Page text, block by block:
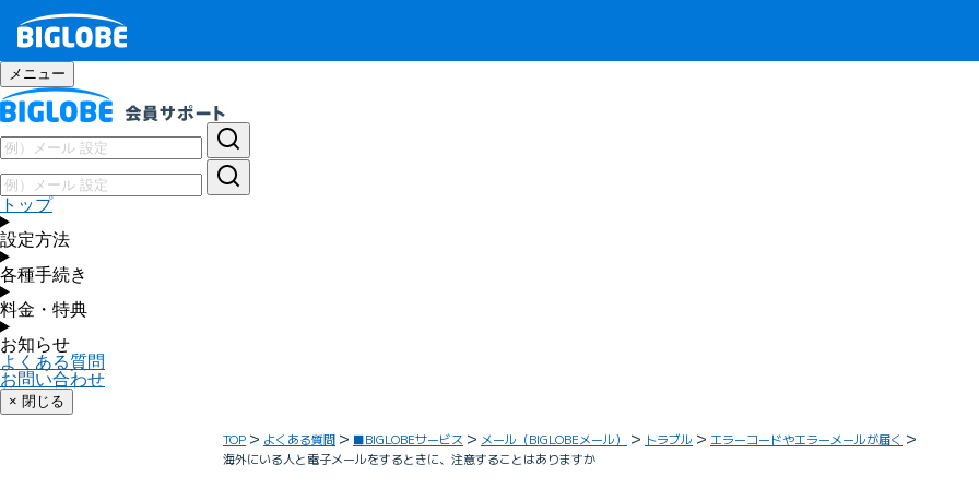
メニュー
トップ
設定方法
各種手続き
料金・特典
お知らせ
よくある質問
お問い合わせ
× 閉じる
TOP よくある質問 ■BIGLOBEサービス メール（BIGLOBEメール） トラブル
エラーコードやエラーメールが届く
海外にいる人と電子メールをするときに、注意することはありますか